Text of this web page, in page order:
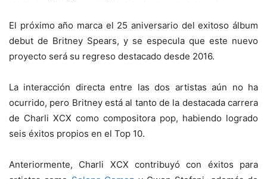
El próximo año marca el 25 aniversario del exitoso álbum
debut de Britney Spears, y se especula que este nuevo
proyecto será su regreso destacado desde 2016.
La interacción directa entre las dos artistas aún no ha
ocurrido, pero Britney está al tanto de la destacada carrera
de Charli XCX como compositora pop, habiendo logrado
seis éxitos propios en el Top 10.
Anteriormente, Charli XCX contribuyó con éxitos para